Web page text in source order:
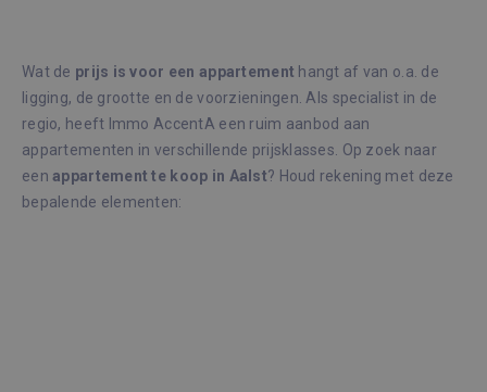
Wat de prijs is voor een appartement hangt af van o.a. de
ligging, de grootte en de voorzieningen. Als specialist in de
regio, heeft Immo AccentA een ruim aanbod aan
appartementen in verschillende prijsklasses. Op zoek naar
eenappartement te koop in Aalst? Houd rekening met deze
bepalende elementen: